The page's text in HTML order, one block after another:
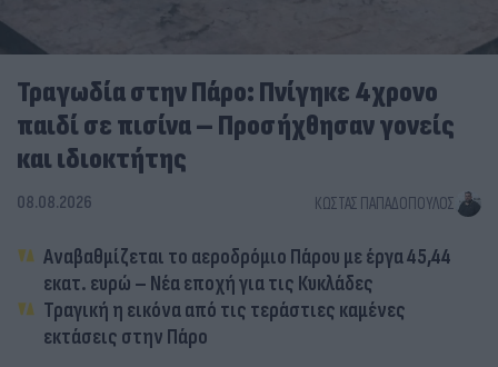
Τραγωδία στην Πάρο: Πνίγηκε 4χρονο
παιδί σε πισίνα – Προσήχθησαν γονείς
και ιδιοκτήτης
08.08.2026 ΚΏΣΤΑΣ ΠΑΠΑΔΌΠΟΥΛΟΣ
Αναβαθμίζεται το αεροδρόμιο Πάρου με έργα 45,44
εκατ. ευρώ – Νέα εποχή για τις Κυκλάδες
Τραγική η εικόνα από τις τεράστιες καμένες
εκτάσεις στην Πάρο